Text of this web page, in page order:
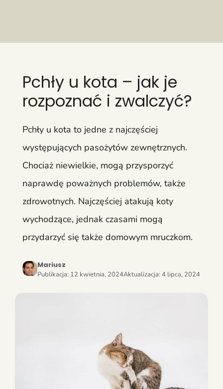
Pchły u kota – jak je
rozpoznać i zwalczyć?
Pchły u kota to jedne z najczęściej
występujących pasożytów zewnętrznych.
Chociaż niewielkie, mogą przysporzyć
naprawdę poważnych problemów, także
zdrowotnych. Najczęściej atakują koty
wychodzące, jednak czasami mogą
przydarzyć się także domowym mruczkom.
Mariusz
Publikacja: 12 kwietnia, 2024Aktualizacja: 4 lipca, 2024